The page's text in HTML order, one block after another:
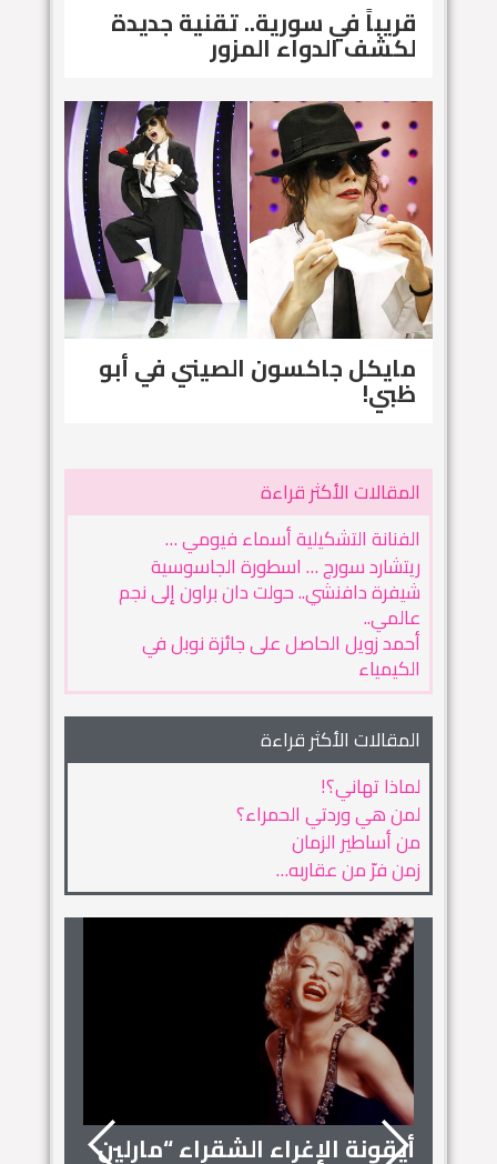
قريباً في سورية.. تقنية جديدة
لكشف الدواء المزور
مايكل جاكسون الصيني في أبو
ظبي!
المقالات الأكثر قراءة
الفنانة التشكيلية أسماء فيومي …
ريتشارد سورج … اسطورة الجاسوسية
شيفرة دافنشي.. حولت دان براون إلى نجم
عالمي..
أحمد زويل الحاصل على جائزة نوبل في
الكيمياء
المقالات الأكثر قراءة
لماذا تهاني؟!
لمن هي وردتي الحمراء؟
من أساطير الزمان
زمن فرّ من عقاربه…
أيقونة الإغراء الشقراء “مارلين